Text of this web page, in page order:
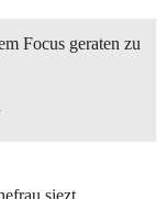
Focus geraten zu
siezt.